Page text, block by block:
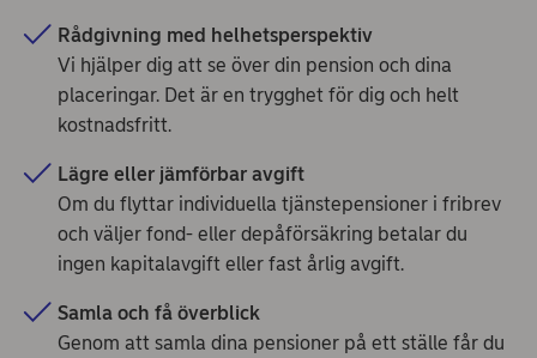
Rådgivning med helhetsperspektiv
Vi hjälper dig att se över din pension och dina
placeringar. Det är en trygghet för dig och helt
kostnadsfritt.
Lägre eller jämförbar avgift
Om du flyttar individuella tjänstepensioner i fribrev
och väljer fond- eller depåförsäkring betalar du
ingen kapitalavgift eller fast årlig avgift.
Samla och få överblick
Genom att samla dina pensioner på ett ställe får du